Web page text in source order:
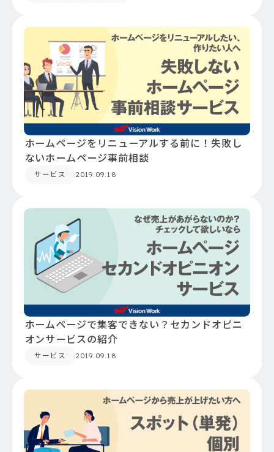
ホームページをリニューアルする前に！失敗し
ないホームページ事前相談
サービス 2019.09.18
ホームページで集客できない？セカンドオピニ
オンサービスの紹介
サービス 2019.09.18